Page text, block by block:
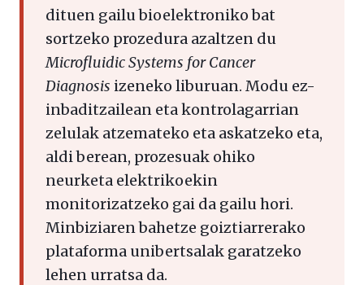
dituen gailu bioelektroniko bat
sortzeko prozedura azaltzen du
Microfluidic Systems for Cancer
Diagnosis izeneko liburuan. Modu ez-
inbaditzailean eta kontrolagarrian
zelulak atzemateko eta askatzeko eta,
aldi berean, prozesuak ohiko
neurketa elektrikoekin
monitorizatzeko gai da gailu hori.
Minbiziaren bahetze goiztiarrerako
plataforma unibertsalak garatzeko
lehen urratsa da.